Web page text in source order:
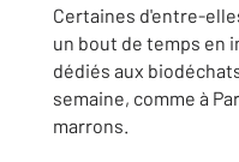
Certaines d'entre-
un bout de temps en
dédiés aux
semaine, comme à
marrons.